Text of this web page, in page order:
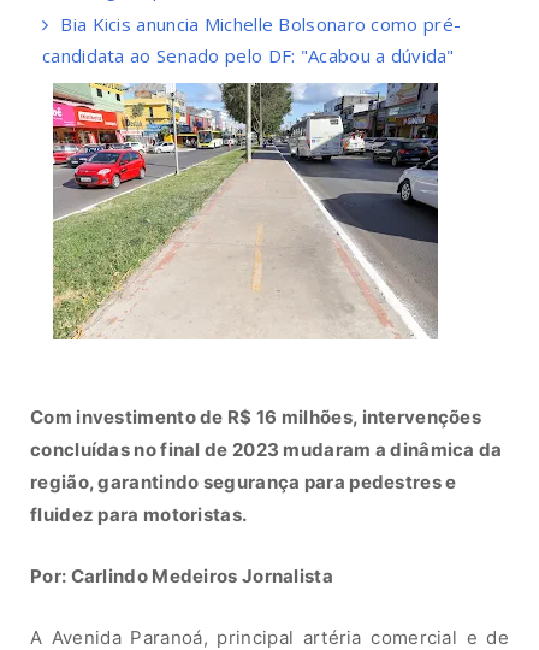
Bia Kicis anuncia Michelle Bolsonaro como pré-
candidata ao Senado pelo DF: "Acabou a dúvida"
Com investimento de R$ 16 milhões, intervenções
concluídas no final de 2023 mudaram a dinâmica da
região, garantindo segurança para pedestres e
fluidez para motoristas.
Por: Carlindo Medeiros Jornalista
A Avenida Paranoá, principal artéria comercial e de